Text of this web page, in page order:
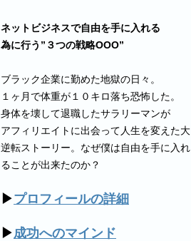
ネットビジネスで自由を手に入れる
為に行う”３つの戦略OOO”
ブラック企業に勤めた地獄の日々。
１ヶ月で体重が１０キロ落ち恐怖した。
身体を壊して退職したサラリーマンが
アフィリエイトに出会って人生を変えた大
逆転ストーリー。なぜ僕は自由を手に入れ
ることが出来たのか？
▶プロフィールの詳細
▶成功へのマインド